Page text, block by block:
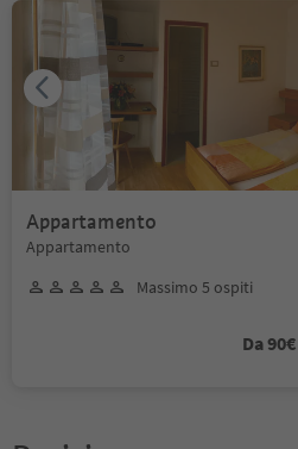
Appartamento
Appartamento
Massimo 5 ospiti
Da 90€